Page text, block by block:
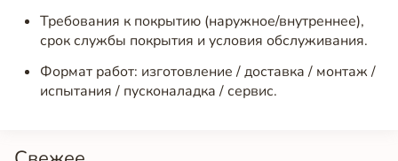
Требования к покрытию (наружное/внутреннее),
срок службы покрытия и условия обслуживания.
Формат работ: изготовление / доставка / монтаж /
испытания / пусконаладка / сервис.